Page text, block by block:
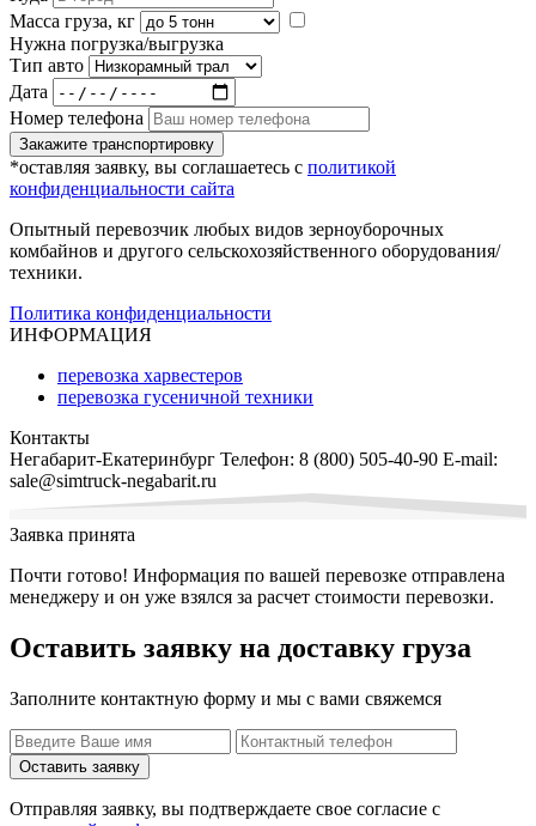
Масса груза, кг
Нужна погрузка/выгрузка
Тип авто
Дата
Номер телефона
Закажите транспортировку
*оставляя заявку, вы соглашаетесь с политикой
конфиденциальности сайта
Опытный перевозчик любых видов зерноуборочных
комбайнов и другого сельскохозяйственного оборудования/
техники.
Политика конфиденциальности
ИНФОРМАЦИЯ
перевозка харвестеров
перевозка гусеничной техники
Контакты
Негабарит-Екатеринбург Телефон: 8 (800) 505-40-90 E-mail:
sale@simtruck-negabarit.ru
Заявка принята
Почти готово! Информация по вашей перевозке отправлена
менеджеру и он уже взялся за расчет стоимости перевозки.
Оставить заявку на доставку груза
Заполните контактную форму и мы с вами свяжемся
Оставить заявку
Отправляя заявку, вы подтверждаете свое согласие с